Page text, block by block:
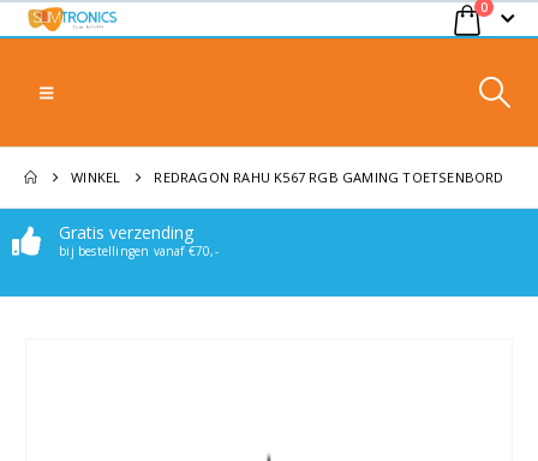
0
WINKEL REDRAGON RAHU K567 RGB GAMING TOETSENBORD
Gratis verzending
bij bestellingen vanaf €70,-